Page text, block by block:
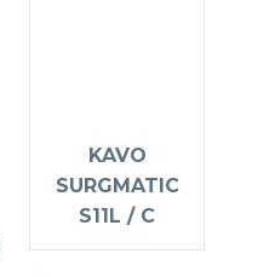
KAVO
SURGMATIC
S11L / C